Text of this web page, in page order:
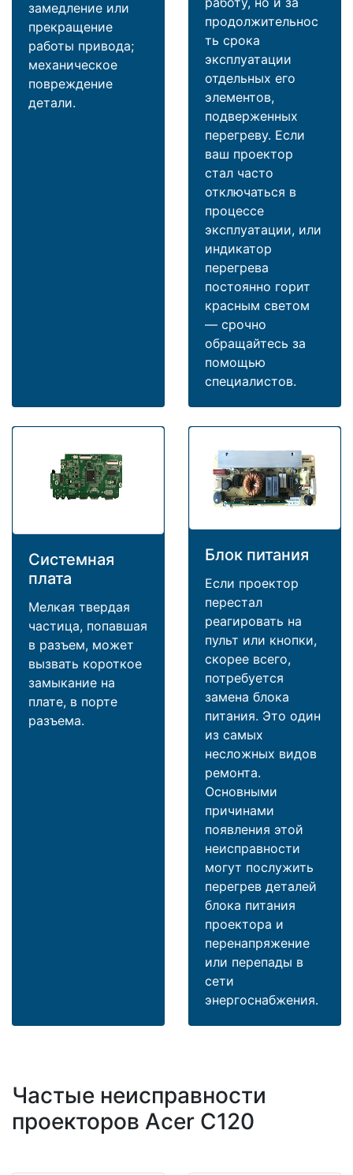
замедление или
прекращение
работы привода;
механическое
повреждение
детали.
продолжительнос
ть срока
эксплуатации
отдельных его
элементов,
подверженных
перегреву. Если
ваш проектор
стал часто
отключаться в
процессе
эксплуатации, или
индикатор
перегрева
постоянно горит
красным светом
— срочно
обращайтесь за
помощью
специалистов.
Системная
плата
Мелкая твердая
частица, попавшая
в разъем, может
вызвать короткое
замыкание на
плате, в порте
разъема.
Блок питания
Если проектор
перестал
реагировать на
пульт или кнопки,
скорее всего,
потребуется
замена блока
питания. Это один
из самых
несложных видов
ремонта.
Основными
причинами
появления этой
неисправности
могут послужить
перегрев деталей
блока питания
проектора и
перенапряжение
или перепады в
сети
энергоснабжения.
Частые неисправности
проекторов Acer C120